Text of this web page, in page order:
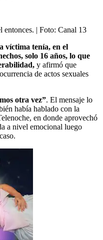
entonces. | Foto: Canal 13
víctima tenía, en el
solo 16 años, lo que
y afirmó que
de actos sexuales
otra vez”. El mensaje lo
había hablado con la
en donde aprovechó
a nivel emocional luego